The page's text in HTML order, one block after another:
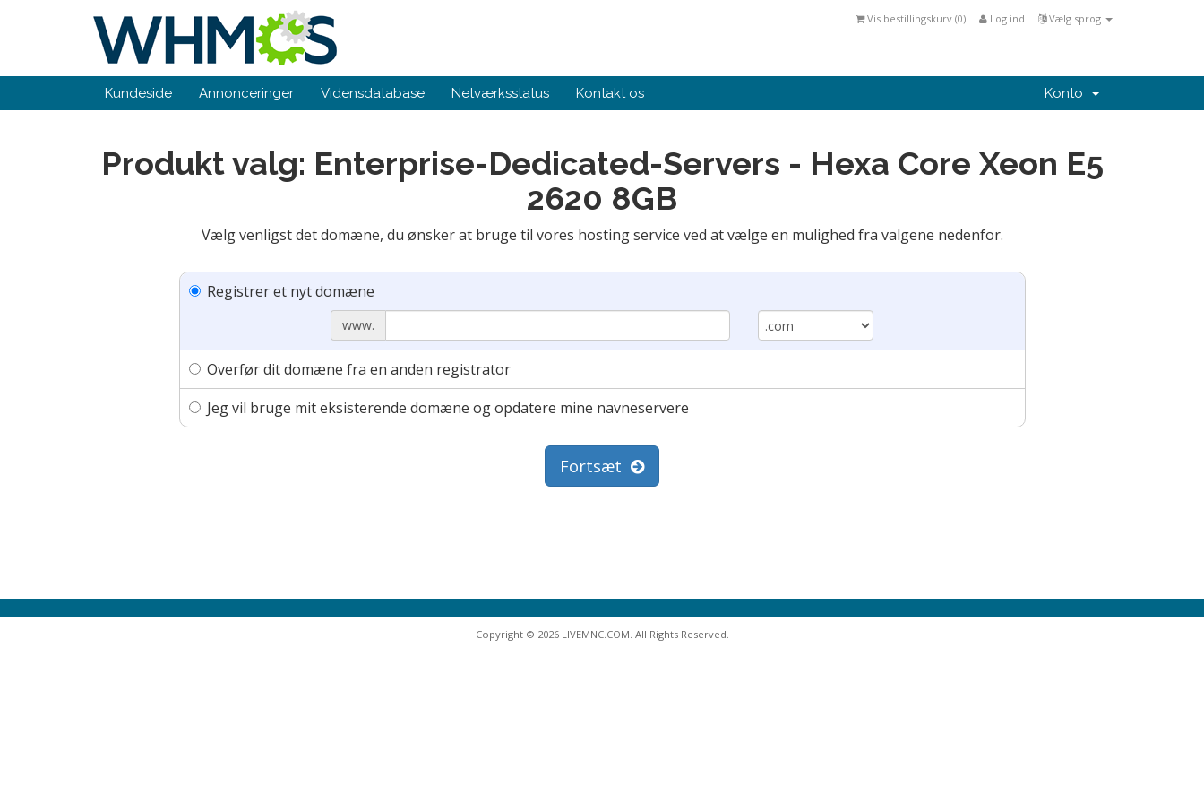
Vælg sprog
Log ind
Vis bestillingskurv (0)
Kundeside Annonceringer Vidensdatabase Netværksstatus Kontakt os Konto
Produkt valg: Enterprise-Dedicated-Servers - Hexa Core Xeon E5
2620 8GB
Vælg venligst det domæne, du ønsker at bruge til vores hosting service ved at vælge en mulighed fra valgene nedenfor.
Registrer et nyt domæne
www.
Overfør dit domæne fra en anden registrator
Jeg vil bruge mit eksisterende domæne og opdatere mine navneservere
Fortsæt
Copyright © 2026 LIVEMNC.COM. All Rights Reserved.